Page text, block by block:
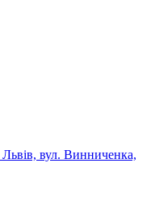
вул. Винниченка,